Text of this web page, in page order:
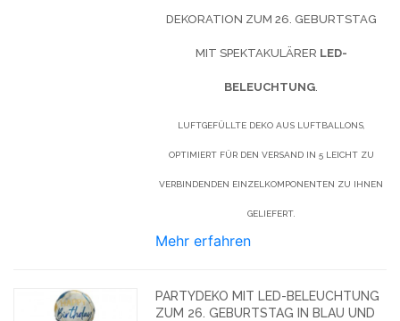
DEKORATION ZUM 26. GEBURTSTAG
MIT SPEKTAKULÄRER LED-
BELEUCHTUNG
LUFTGEFÜLLTE DEKO AUS LUFTBALLONS,
OPTIMIERT FÜR DEN VERSAND IN 5 LEICHT ZU
VERBINDENDEN EINZELKOMPONENTEN ZU IHNEN
GELIEFERT.
Mehr erfahren
PARTYDEKO MIT LED-BELEUCHTUNG
ZUM 26. GEBURTSTAG IN BLAU UND